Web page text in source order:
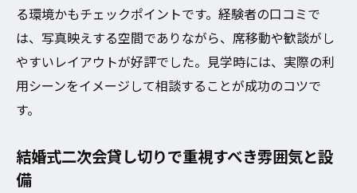
結婚式二次会貸し切りでアットホームな会
場選び
少人数結婚式二次会貸し切りの費用を抑え
るコツ
少人数で楽しむ結婚式二次会貸し切りの魅
る環境かもチェックポイントです。経験者の口コミで
は、写真映えする空間でありながら、席移動や歓談がし
やすいレイアウトが好評でした。見学時には、実際の利
用シーンをイメージして相談することが成功のコツで
す。
結婚式二次会貸し切りで重視すべき雰囲気と設
備